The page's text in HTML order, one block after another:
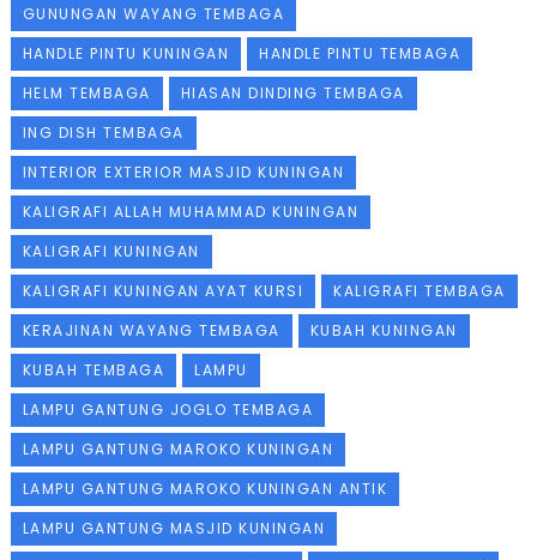
GUNUNGAN WAYANG TEMBAGA
HANDLE PINTU KUNINGAN
HANDLE PINTU TEMBAGA
HELM TEMBAGA
HIASAN DINDING TEMBAGA
ING DISH TEMBAGA
INTERIOR EXTERIOR MASJID KUNINGAN
KALIGRAFI ALLAH MUHAMMAD KUNINGAN
KALIGRAFI KUNINGAN
KALIGRAFI KUNINGAN AYAT KURSI
KALIGRAFI TEMBAGA
KERAJINAN WAYANG TEMBAGA
KUBAH KUNINGAN
KUBAH TEMBAGA
LAMPU
LAMPU GANTUNG JOGLO TEMBAGA
LAMPU GANTUNG MAROKO KUNINGAN
LAMPU GANTUNG MAROKO KUNINGAN ANTIK
LAMPU GANTUNG MASJID KUNINGAN